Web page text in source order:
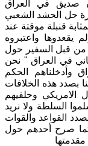
صديق في العراق
حل الحشد الشعبي
قنبلة موقتة عند
يقعدوها واعتبروه
من قبل السفير حول
في العراق " نحن
وأدخلناهم الحكم
بصدد هذه الخلافات
الامريكي وحلفيهم
السلطة ولا نريد
القواعد والقوات
صرح أحدهم حول